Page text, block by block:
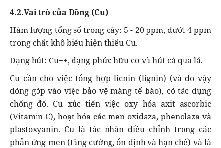
4.2.Vai trò của Đồng (Cu)
Hàm lượng tổng số trong cây: 5 - 20 ppm, dưới 4 ppm
trong chất khô biểu hiện thiếu Cu.
Dạng hút: Cu++, dạng phức hữu cơ và hút cả qua lá.
Cu cần cho việc tổng hợp licnin (lignin) (và do vậy
đóng góp vào việc bảo vệ màng tế bào), có tác dụng
chống đổ. Cu xúc tiến việc oxy hóa axit ascorbic
(Vitamin C), hoạt hóa các men oxidaza, phenolaza và
plastoxyanin. Cu là tác nhân điều chỉnh trong các
phản ứng men (tăng cường, ổn định và hạn chế) và là